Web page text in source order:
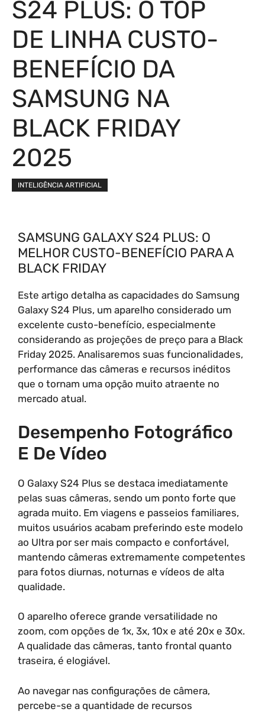
S24 PLUS: O TOP
DE LINHA CUSTO-
BENEFÍCIO DA
SAMSUNG NA
BLACK FRIDAY
2025
INTELIGÊNCIA ARTIFICIAL
SAMSUNG GALAXY S24 PLUS: O
MELHOR CUSTO-BENEFÍCIO PARA A
BLACK FRIDAY
Este artigo detalha as capacidades do Samsung
Galaxy S24 Plus, um aparelho considerado um
excelente custo-benefício, especialmente
considerando as projeções de preço para a Black
Friday 2025. Analisaremos suas funcionalidades,
performance das câmeras e recursos inéditos
que o tornam uma opção muito atraente no
mercado atual.
Desempenho Fotográfico
E De Vídeo
O Galaxy S24 Plus se destaca imediatamente
pelas suas câmeras, sendo um ponto forte que
agrada muito. Em viagens e passeios familiares,
muitos usuários acabam preferindo este modelo
ao Ultra por ser mais compacto e confortável,
mantendo câmeras extremamente competentes
para fotos diurnas, noturnas e vídeos de alta
qualidade.
O aparelho oferece grande versatilidade no
zoom, com opções de 1x, 3x, 10x e até 20x e 30x.
A qualidade das câmeras, tanto frontal quanto
traseira, é elogiável.
Ao navegar nas configurações de câmera,
percebe-se a quantidade de recursos